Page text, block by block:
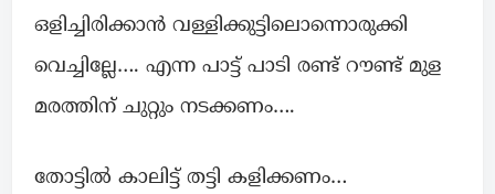
ഒളിച്ചിരിക്കാൻ വള്ളിക്കുട്ടിലൊന്നൊരുക്കി
വെച്ചില്ലേ…. എന്ന പാട്ട് പാടി രണ്ട് റൗണ്ട് മുള
മരത്തിന് ചുറ്റും നടക്കണം….
തോട്ടിൽ കാലിട്ട് തട്ടി കളിക്കണം…